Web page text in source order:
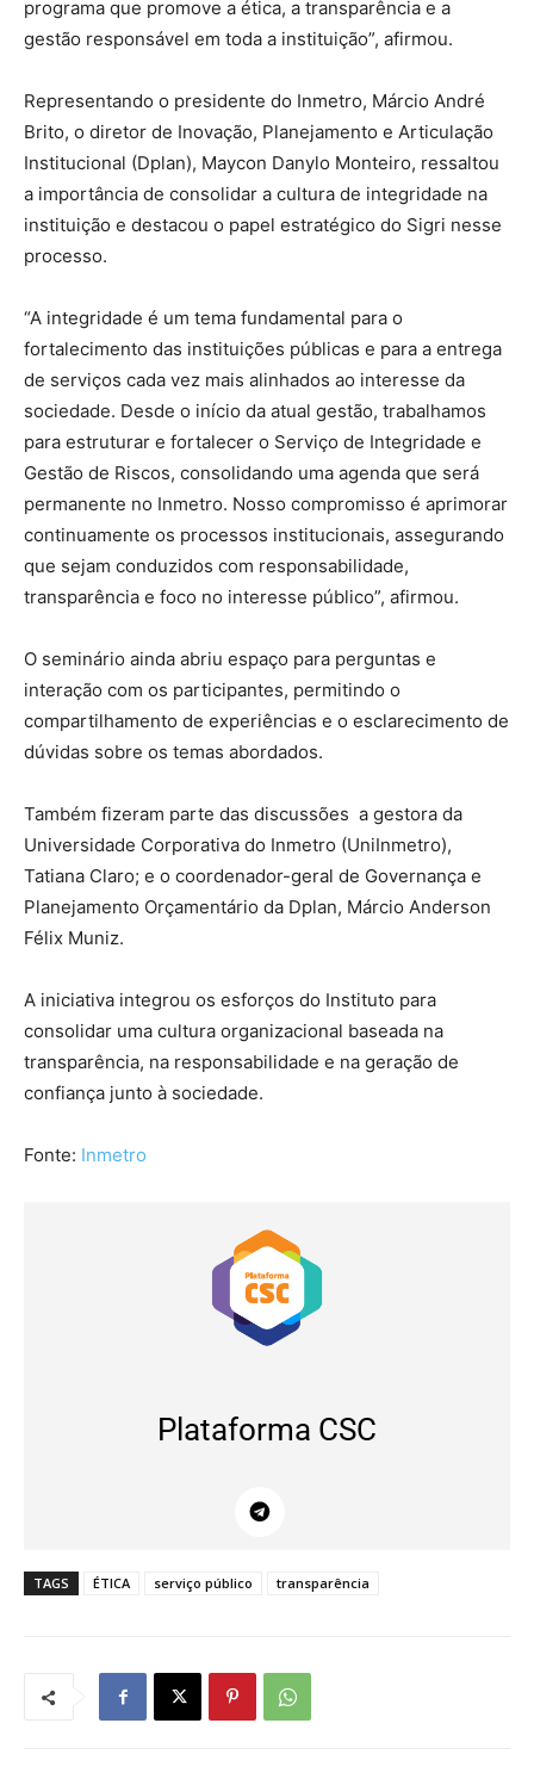
programa que promove a ética, a transparência e a
gestão responsável em toda a instituição”, afirmou.
Representando o presidente do Inmetro, Márcio André
Brito, o diretor de Inovação, Planejamento e Articulação
Institucional (Dplan), Maycon Danylo Monteiro, ressaltou
a importância de consolidar a cultura de integridade na
instituição e destacou o papel estratégico do Sigri nesse
processo.
“A integridade é um tema fundamental para o
fortalecimento das instituições públicas e para a entrega
de serviços cada vez mais alinhados ao interesse da
sociedade. Desde o início da atual gestão, trabalhamos
para estruturar e fortalecer o Serviço de Integridade e
Gestão de Riscos, consolidando uma agenda que será
permanente no Inmetro. Nosso compromisso é aprimorar
continuamente os processos institucionais, assegurando
que sejam conduzidos com responsabilidade,
transparência e foco no interesse público”, afirmou.
O seminário ainda abriu espaço para perguntas e
interação com os participantes, permitindo o
compartilhamento de experiências e o esclarecimento de
dúvidas sobre os temas abordados.
Também fizeram parte das discussões a gestora da
Universidade Corporativa do Inmetro (UniInmetro),
Tatiana Claro; e o coordenador-geral de Governança e
Planejamento Orçamentário da Dplan, Márcio Anderson
Félix Muniz.
A iniciativa integrou os esforços do Instituto para
consolidar uma cultura organizacional baseada na
transparência, na responsabilidade e na geração de
confiança junto à sociedade.
Fonte: Inmetro
Plataforma CSC
TAGS ÉTICA serviço público transparência